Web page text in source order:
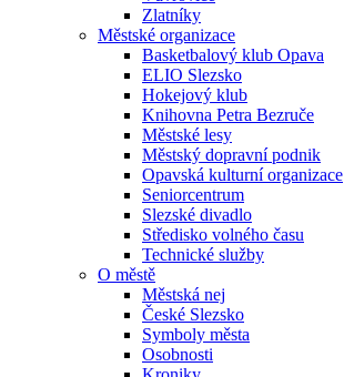
Zlatníky
Městské organizace
Basketbalový klub Opava
ELIO Slezsko
Hokejový klub
Knihovna Petra Bezruče
Městské lesy
Městský dopravní podnik
Opavská kulturní organizace
Seniorcentrum
Slezské divadlo
Středisko volného času
Technické služby
O městě
Městská nej
České Slezsko
Symboly města
Osobnosti